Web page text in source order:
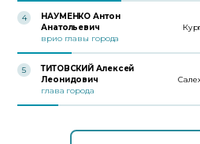
4
НАУМЕНКО Антон
Анатольевич
врио главы города
5
ТИТОВСКИЙ Алексей
Леонидович
глава города